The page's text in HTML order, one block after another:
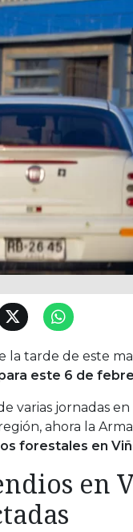
la tarde de este
este 6 de
varias jornadas
ahora la
forestales en
en